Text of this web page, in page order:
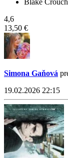
4,6
13,50 €
Simona Gaňová
19.02.2026 22:15